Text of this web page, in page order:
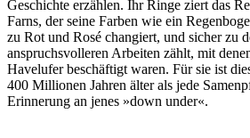
Geschichte erzählen. Ihr Ringe ziert das
Farns, der seine Farben wie ein
zu Rot und Rosé changiert, und sicher zu
anspruchsvolleren Arbeiten zählt, mit
Havelufer beschäftigt waren. Für sie ist
400 Millionen Jahren älter als jede
Erinnerung an jenes »down under«.